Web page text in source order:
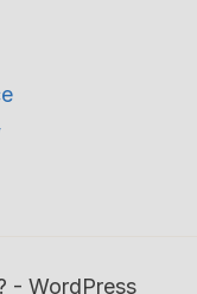
- WordPress